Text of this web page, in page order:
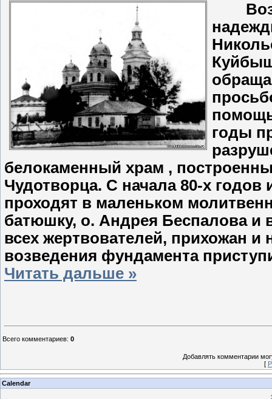
годы
белокаменный храм ,
Чудотворца. С начала 80-х
проходят в маленьком
батюшку, о. Андрея Беспалова и
всех жертвователей, прихожан и
возведения фундамента
Читать дальше »
Всего комментариев: 0
Добавлять комментарии
[
Calendar